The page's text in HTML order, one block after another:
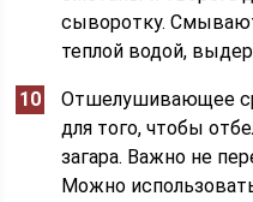
сыворотку.
теплой водой,
Отшелушивающее
для того, чтобы
загара. Важно не
Можно